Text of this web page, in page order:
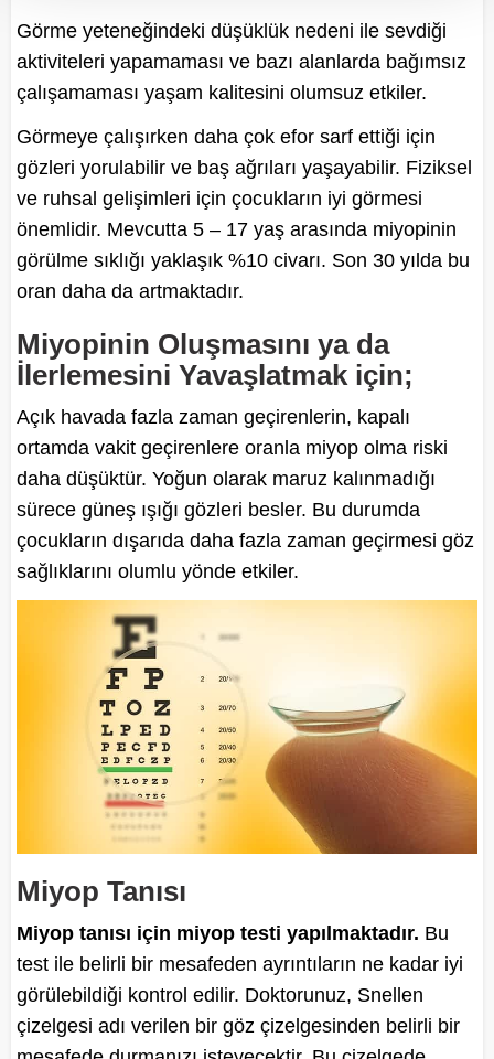
Görme yeteneğindeki düşüklük nedeni ile sevdiği
aktiviteleri yapamaması ve bazı alanlarda bağımsız
çalışamaması yaşam kalitesini olumsuz etkiler.
Görmeye çalışırken daha çok efor sarf ettiği için
gözleri yorulabilir ve baş ağrıları yaşayabilir. Fiziksel
ve ruhsal gelişimleri için çocukların iyi görmesi
önemlidir. Mevcutta 5 – 17 yaş arasında miyopinin
görülme sıklığı yaklaşık %10 civarı. Son 30 yılda bu
oran daha da artmaktadır.
Miyopinin Oluşmasını ya da
İlerlemesini Yavaşlatmak için;
Açık havada fazla zaman geçirenlerin, kapalı
ortamda vakit geçirenlere oranla miyop olma riski
daha düşüktür. Yoğun olarak maruz kalınmadığı
sürece güneş ışığı gözleri besler. Bu durumda
çocukların dışarıda daha fazla zaman geçirmesi göz
sağlıklarını olumlu yönde etkiler.
Miyop Tanısı
Miyop tanısı için miyop testi yapılmaktadır. Bu
test ile belirli bir mesafeden ayrıntıların ne kadar iyi
görülebildiği kontrol edilir. Doktorunuz, Snellen
çizelgesi adı verilen bir göz çizelgesinden belirli bir